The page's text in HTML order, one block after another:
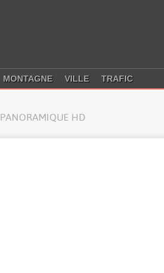
MONTAGNE VILLE TRAFIC
PANORAMIQUE HD